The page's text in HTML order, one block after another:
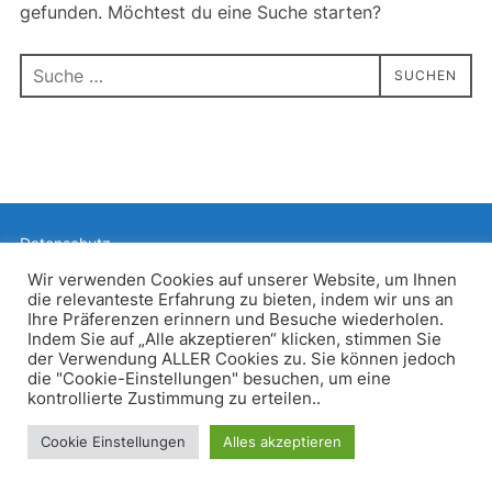
gefunden. Möchtest du eine Suche starten?
Suchen
nach:
SUCHEN
Datenschutz
Inspiro WordPress Theme von WPZOOM
Wir verwenden Cookies auf unserer Website, um Ihnen
die relevanteste Erfahrung zu bieten, indem wir uns an
Ihre Präferenzen erinnern und Besuche wiederholen.
Indem Sie auf „Alle akzeptieren“ klicken, stimmen Sie
der Verwendung ALLER Cookies zu. Sie können jedoch
die "Cookie-Einstellungen" besuchen, um eine
kontrollierte Zustimmung zu erteilen..
Cookie Einstellungen Alles akzeptieren